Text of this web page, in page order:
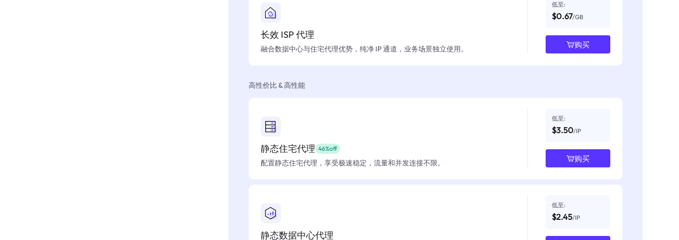
长效 ISP 代理
融合数据中心与住宅代理优势，纯净 IP 通道，业务场景独立使用。
低至:
$0.67/GB
购买
高性价比 & 高性能
静态住宅代理 46%off
配置静态住宅代理，享受极速稳定，流量和并发连接不限。
低至:
$3.50/IP
购买
静态数据中心代理
低至:
$2.45/IP